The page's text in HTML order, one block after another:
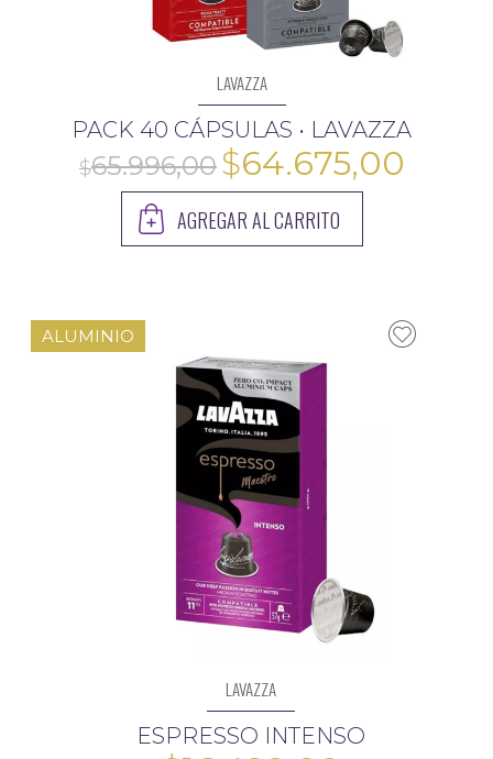
LAVAZZA
PACK 40 CÁPSULAS • LAVAZZA
El
precio
original
$65.996,00.
$64.675,00
AGREGAR AL CARRITO
ALUMINIO
LAVAZZA
ESPRESSO INTENSO